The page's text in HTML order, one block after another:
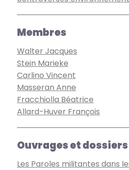
Membres
Walter Jacques
Stein Marieke
Carlino Vincent
Masseran Anne
Fracchiolla Béatrice
Allard-Huver François
Ouvrages et
Les Paroles militantes dans